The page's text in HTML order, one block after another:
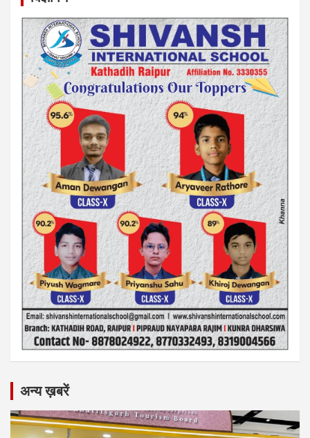
अन्य ख़बरें